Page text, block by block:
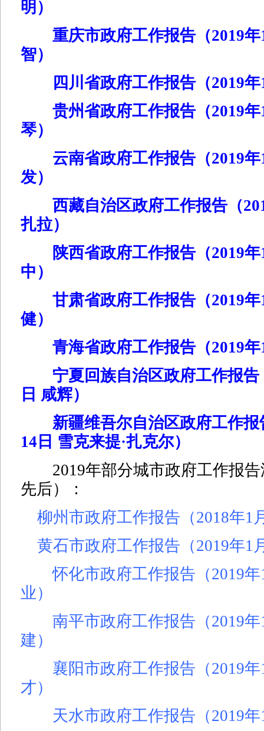
明）
重庆市政府工作报告（2019
智）
四川省政府工作报告（2019
贵州省政府工作报告（2019
琴）
云南省政府工作报告（2019
发）
西藏自治区政府工作报告（
扎拉）
陕西省政府工作报告（2019
中）
甘肃省政府工作报告（2019
健）
青海省政府工作报告（2019
宁夏回族自治区政府工作报告
日 咸辉）
新疆维吾尔自治区政府工作报
14日 雪克来提·扎克尔）
2019年部分城市政府工作报
先后）：
柳州市政府工作报告（2018年1
黄石市政府工作报告（2019年1
怀化市政府工作报告（2019
业）
南平市政府工作报告（2019
建）
襄阳市政府工作报告（2019
才）
天水市政府工作报告（2019